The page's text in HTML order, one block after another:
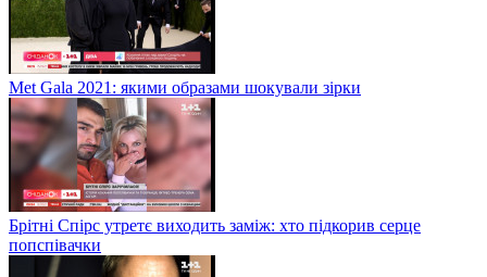
Met Gala 2021: якими образами шокували зірки
Брітні Спірс утретє виходить заміж: хто підкорив серце
попспівачки